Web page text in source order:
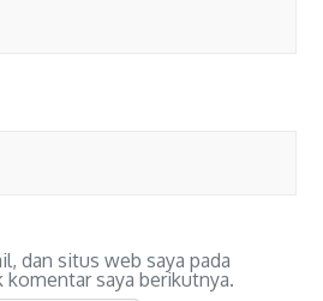
dan situs web saya pada
komentar saya berikutnya.